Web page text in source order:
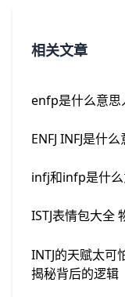
相关文章
enfp是什么意思
ENFJ INFJ是什
infj和infp是什么
ISTJ表情包大全
INTJ的天赋太可
揭秘背后的逻辑